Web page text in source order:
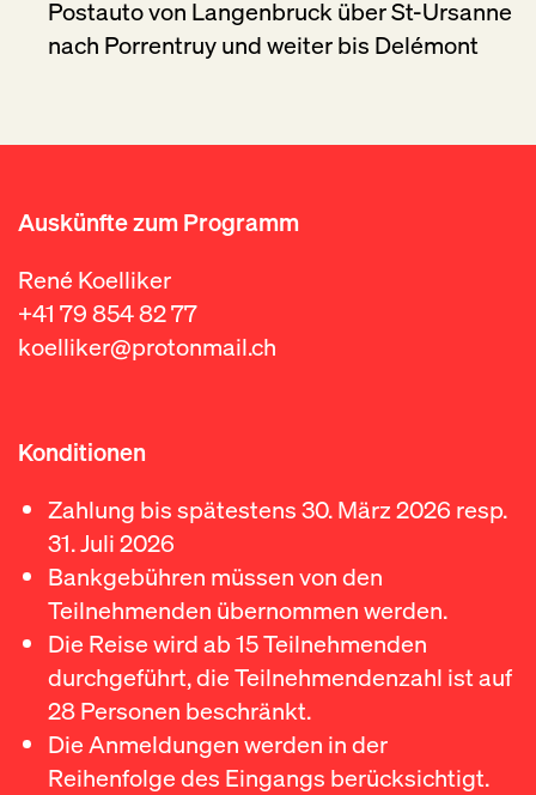
Postauto von Langenbruck über St-Ursanne
nach Porrentruy und weiter bis Delémont
Auskünfte zum Programm
René Koelliker
+41 79 854 82 77
koelliker@protonmail.ch
Konditionen
Zahlung bis spätestens 30. März 2026 resp.
31. Juli 2026
Bankgebühren müssen von den
Teilnehmenden übernommen werden.
Die Reise wird ab 15 Teilnehmenden
durchgeführt, die Teilnehmendenzahl ist auf
28 Personen beschränkt.
Die Anmeldungen werden in der
Reihenfolge des Eingangs berücksichtigt.